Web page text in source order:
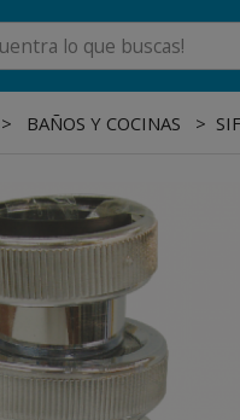
BAÑOS Y COCINAS